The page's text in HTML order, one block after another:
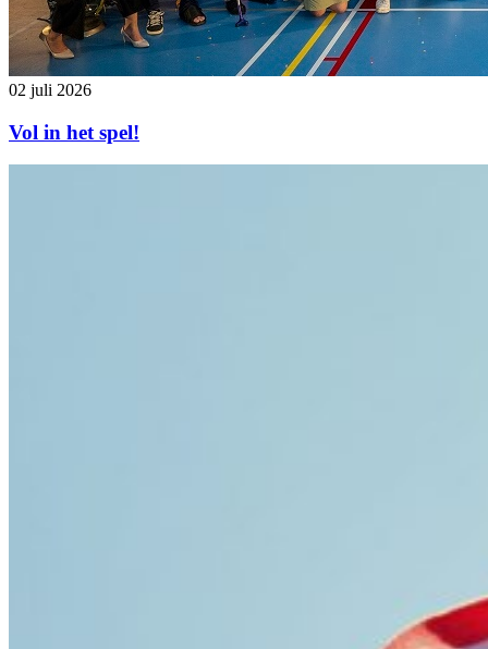
02 juli 2026
Vol in het spel!